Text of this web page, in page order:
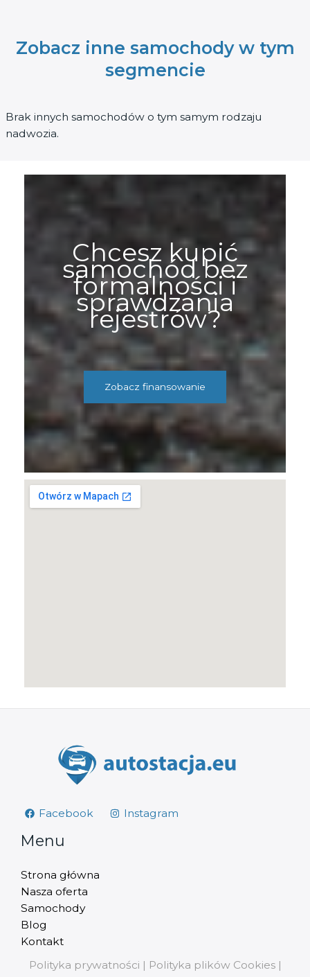
Zobacz inne samochody w tym
segmencie
Brak innych samochodów o tym samym rodzaju
nadwozia.
Chcesz kupić
samochód bez
formalności i
sprawdzania
rejestrów?
Zobacz finansowanie
Facebook Instagram
Menu
Strona główna
Nasza oferta
Samochody
Blog
Kontakt
Polityka prywatności | Polityka plików Cookies|